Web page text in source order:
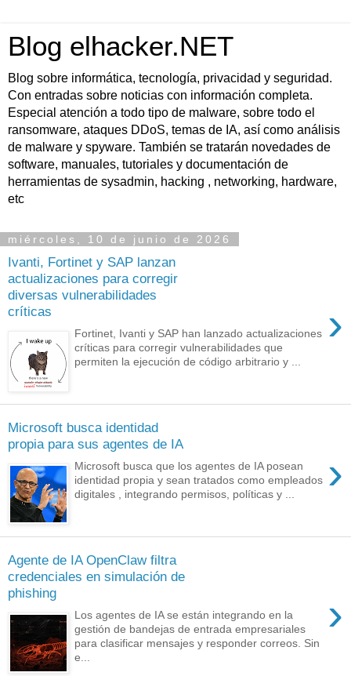
Blog elhacker.NET
Blog sobre informática, tecnología, privacidad y seguridad.
Con entradas sobre noticias con información completa.
Especial atención a todo tipo de malware, sobre todo el
ransomware, ataques DDoS, temas de IA, así como análisis
de malware y spyware. También se tratarán novedades de
software, manuales, tutoriales y documentación de
herramientas de sysadmin, hacking , networking, hardware,
etc
miércoles, 10 de junio de 2026
Ivanti, Fortinet y SAP lanzan
actualizaciones para corregir
diversas vulnerabilidades
críticas
›
Fortinet, Ivanti y SAP han lanzado actualizaciones
críticas para corregir vulnerabilidades que
permiten la ejecución de código arbitrario y ...
Microsoft busca identidad
propia para sus agentes de IA
›
Microsoft busca que los agentes de IA posean
identidad propia y sean tratados como empleados
digitales , integrando permisos, políticas y ...
Agente de IA OpenClaw filtra
credenciales en simulación de
phishing
›
Los agentes de IA se están integrando en la
gestión de bandejas de entrada empresariales
para clasificar mensajes y responder correos. Sin
e...